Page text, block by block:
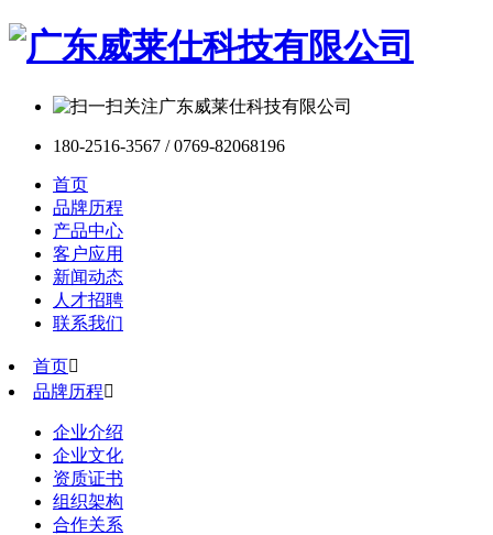
180-2516-3567 / 0769-82068196
首页
品牌历程
产品中心
客户应用
新闻动态
人才招聘
联系我们
首页
品牌历程
企业介绍
企业文化
资质证书
组织架构
合作关系